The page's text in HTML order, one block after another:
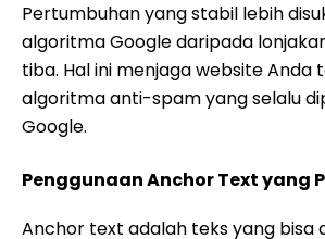
Pertumbuhan yang stabil lebih
algoritma Google daripada
tiba. Hal ini menjaga website
algoritma anti-spam yang selalu
Google.
Penggunaan Anchor Text yang
Anchor text adalah teks yang bisa